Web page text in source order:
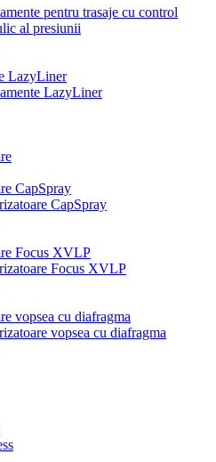
pentru trasaje cu control
al presiunii
LazyLiner
LazyLiner
CapSpray
CapSpray
Focus XVLP
Focus XVLP
vopsea cu diafragma
vopsea cu diafragma